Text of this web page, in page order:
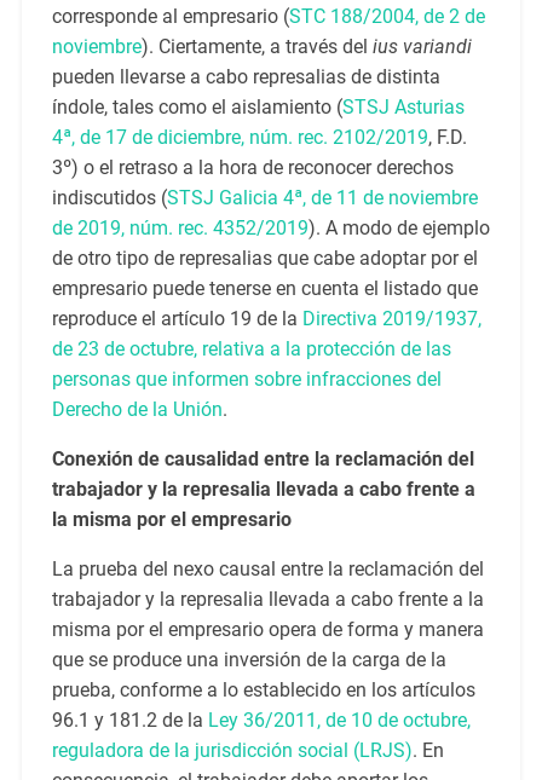
corresponde al empresario (STC 188/2004, de 2 de
noviembre). Ciertamente, a través del ius variandi
pueden llevarse a cabo represalias de distinta
índole, tales como el aislamiento (STSJ Asturias
4ª, de 17 de diciembre, núm. rec. 2102/2019, F.D.
3º) o el retraso a la hora de reconocer derechos
indiscutidos (STSJ Galicia 4ª, de 11 de noviembre
de 2019, núm. rec. 4352/2019). A modo de ejemplo
de otro tipo de represalias que cabe adoptar por el
empresario puede tenerse en cuenta el listado que
reproduce el artículo 19 de la Directiva 2019/1937,
de 23 de octubre, relativa a la protección de las
personas que informen sobre infracciones del
Derecho de la Unión.
Conexión de causalidad entre la reclamación del
trabajador y la represalia llevada a cabo frente a
la misma por el empresario
La prueba del nexo causal entre la reclamación del
trabajador y la represalia llevada a cabo frente a la
misma por el empresario opera de forma y manera
que se produce una inversión de la carga de la
prueba, conforme a lo establecido en los artículos
96.1 y 181.2 de la Ley 36/2011, de 10 de octubre,
reguladora de la jurisdicción social (LRJS). En